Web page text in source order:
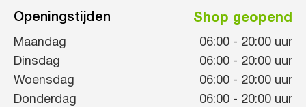
Openingstijden Shop geopend
Maandag 06:00 - 20:00 uur
Dinsdag
06:00 - 20:00 uur
Woensdag
06:00 - 20:00 uur
Donderdag
06:00 - 20:00 uur